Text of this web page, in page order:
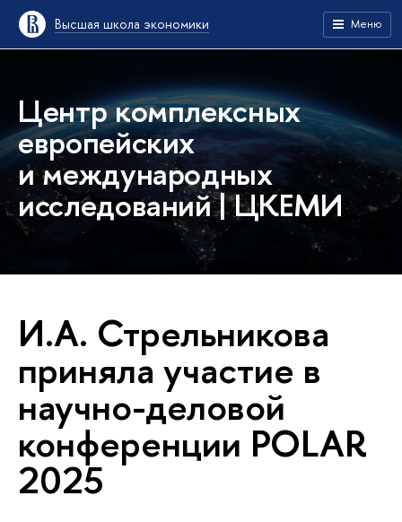
Высшая школа экономики Меню
Центр комплексных
европейских
и международных
исследований | ЦКЕМИ
И.А. Стрельникова
приняла участие в
научно-деловой
конференции POLAR
2025